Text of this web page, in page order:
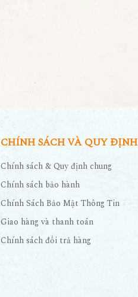
CHÍNH SÁCH VÀ QUY ĐỊNH
Chính sách & Quy định chung
Chính sách bảo hành
Chính Sách Bảo Mật Thông Tin
Giao hàng và thanh toán
Chính sách đổi trả hàng